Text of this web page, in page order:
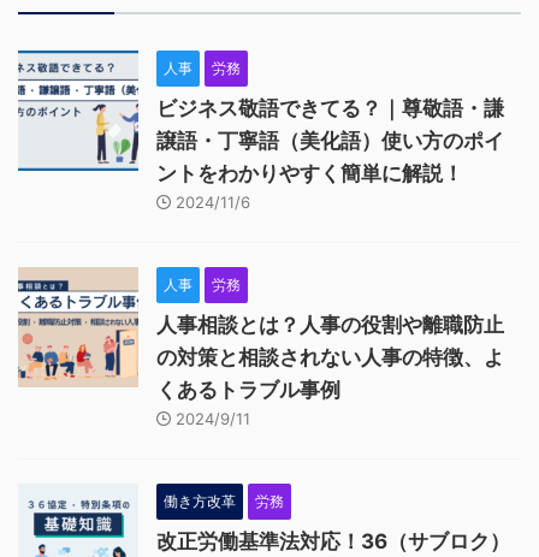
人事 労務
ビジネス敬語できてる？｜尊敬語・謙
譲語・丁寧語（美化語）使い方のポイ
ントをわかりやすく簡単に解説！
2024/11/6
人事 労務
人事相談とは？人事の役割や離職防止
の対策と相談されない人事の特徴、よ
くあるトラブル事例
2024/9/11
働き方改革 労務
改正労働基準法対応！36（サブロク）